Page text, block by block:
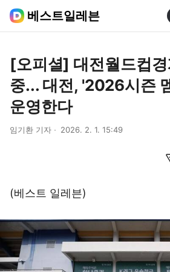
베스트일레븐
[오피셜] 대전월드컵
중... 대전, '2026시즌
운영한다
임기환 기자 2026. 2. 1. 15:49
(베스트 일레븐)